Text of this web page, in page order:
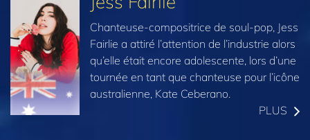
Chanteuse-compositrice de soul-pop, Jess
Fairlie a attiré l’attention de l’industrie alors
qu’elle était encore adolescente, lors d’une
tournée en tant que chanteuse pour l’icône
australienne, Kate Ceberano.
PLUS